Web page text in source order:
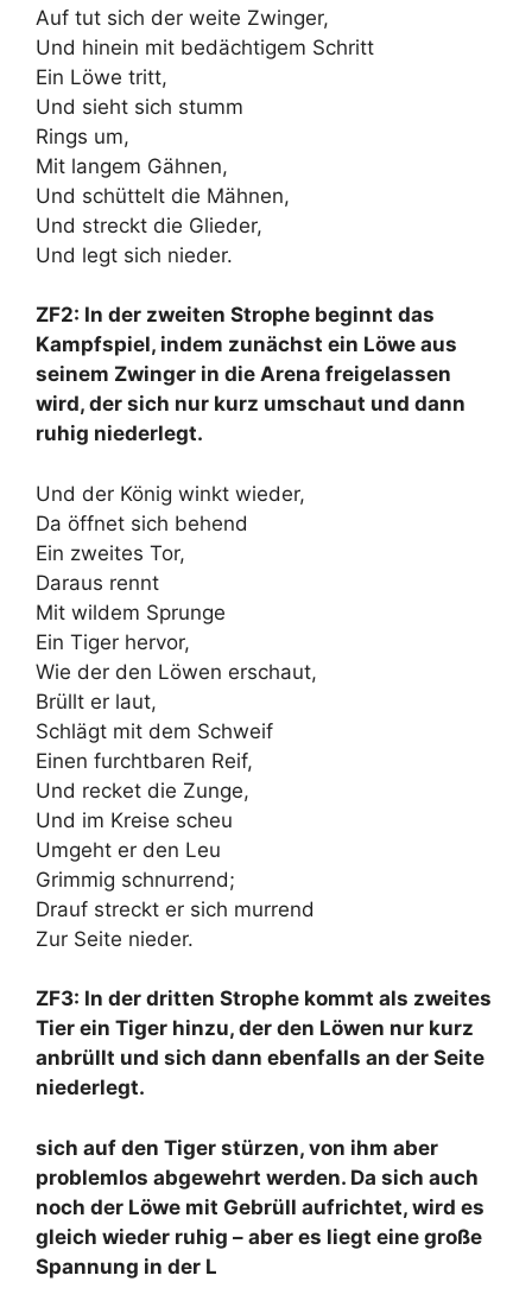
Auf tut sich der weite Zwinger,
Und hinein mit bedächtigem Schritt
Ein Löwe tritt,
Und sieht sich stumm
Rings um,
Mit langem Gähnen,
Und schüttelt die Mähnen,
Und streckt die Glieder,
Und legt sich nieder.
ZF2: In der zweiten Strophe beginnt das
Kampfspiel, indem zunächst ein Löwe aus
seinem Zwinger in die Arena freigelassen
wird, der sich nur kurz umschaut und dann
ruhig niederlegt.
Und der König winkt wieder,
Da öffnet sich behend
Ein zweites Tor,
Daraus rennt
Mit wildem Sprunge
Ein Tiger hervor,
Wie der den Löwen erschaut,
Brüllt er laut,
Schlägt mit dem Schweif
Einen furchtbaren Reif,
Und recket die Zunge,
Und im Kreise scheu
Umgeht er den Leu
Grimmig schnurrend;
Drauf streckt er sich murrend
Zur Seite nieder.
ZF3: In der dritten Strophe kommt als zweites
Tier ein Tiger hinzu, der den Löwen nur kurz
anbrüllt und sich dann ebenfalls an der Seite
niederlegt.
sich auf den Tiger stürzen, von ihm aber
problemlos abgewehrt werden. Da sich auch
noch der Löwe mit Gebrüll aufrichtet, wird es
gleich wieder ruhig – aber es liegt eine große
Spannung in der L